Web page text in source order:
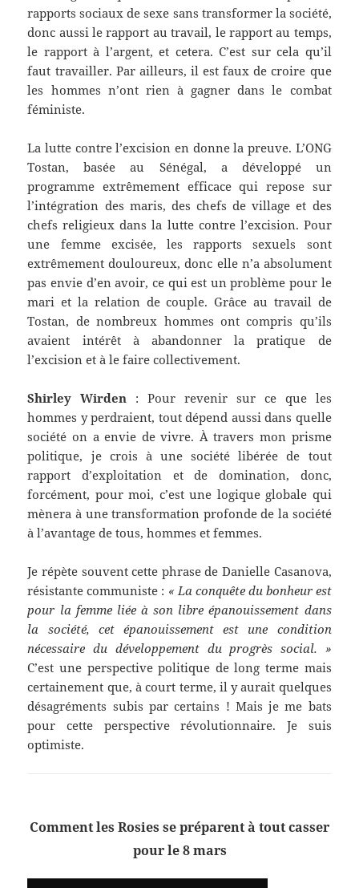
rapports sociaux de sexe sans transformer la société,
donc aussi le rapport au travail, le rapport au temps,
le rapport à l’argent, et cetera. C’est sur cela qu’il
faut travailler. Par ailleurs, il est faux de croire que
les hommes n’ont rien à gagner dans le combat
féministe.
La lutte contre l’excision en donne la preuve. L’ONG
Tostan, basée au Sénégal, a développé un
programme extrêmement efficace qui repose sur
l’intégration des maris, des chefs de village et des
chefs religieux dans la lutte contre l’excision. Pour
une femme excisée, les rapports sexuels sont
extrêmement douloureux, donc elle n’a absolument
pas envie d’en avoir, ce qui est un problème pour le
mari et la relation de couple. Grâce au travail de
Tostan, de nombreux hommes ont compris qu’ils
avaient intérêt à abandonner la pratique de
l’excision et à le faire collectivement.
Shirley Wirden : Pour revenir sur ce que les
hommes y perdraient, tout dépend aussi dans quelle
société on a envie de vivre. À travers mon prisme
politique, je crois à une société libérée de tout
rapport d’exploitation et de domination, donc,
forcément, pour moi, c’est une logique globale qui
mènera à une transformation profonde de la société
à l’avantage de tous, hommes et femmes.
Je répète souvent cette phrase de Danielle Casanova,
résistante communiste : « La conquête du bonheur est
pour la femme liée à son libre épanouissement dans
la société, cet épanouissement est une condition
nécessaire du développement du progrès social. »
C’est une perspective politique de long terme mais
certainement que, à court terme, il y aurait quelques
désagréments subis par certains ! Mais je me bats
pour cette perspective révolutionnaire. Je suis
optimiste.
Comment les Rosies se préparent à tout casser
pour le 8 mars